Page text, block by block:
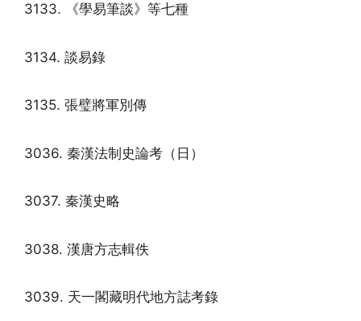
3133. 《學易筆談》等七種
3134. 談易錄
3135. 張璧將軍別傳
3036. 秦漢法制史論考（日）
3037. 秦漢史略
3038. 漢唐方志輯佚
3039. 天一閣藏明代地方誌考錄